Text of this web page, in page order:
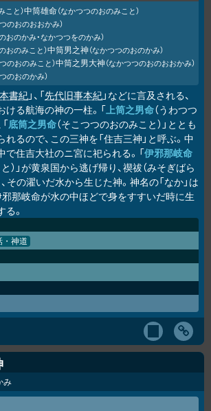
こと）中筒雄命（なかつつのおのみこと）
のおのおおかみ）
おのかみ・なかつつをのかみ）
おのみこと）中筒男之神（なかつつのおのかみ）
のおのみこと）中筒之男大神（なかつつのおのおおかみ）
のおのかみ）
書紀」、「先代旧事本紀」などに言及される、
ける航海の神の一柱。「上筒之男命（うわつつ
底筒之男命（そこつつのおのみこと）」ととも
るので、この三神を「住吉三神」と呼ぶ。中
で住吉大社のニ宮に祀られる。「伊邪那岐命
）」が黄泉国から逃げ帰り、禊祓（みそぎばら
その濯いだ水から生じた神。神名の「なか」は
邪那岐命が水の中ほどで身をすすいだ時に生
。
・神道
み